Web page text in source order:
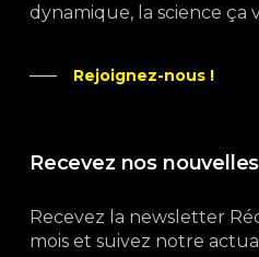
dynamique, la science ça
Rejoignez-nous !
Recevez nos nouvelles
Recevez la newsletter
mois et suivez notre